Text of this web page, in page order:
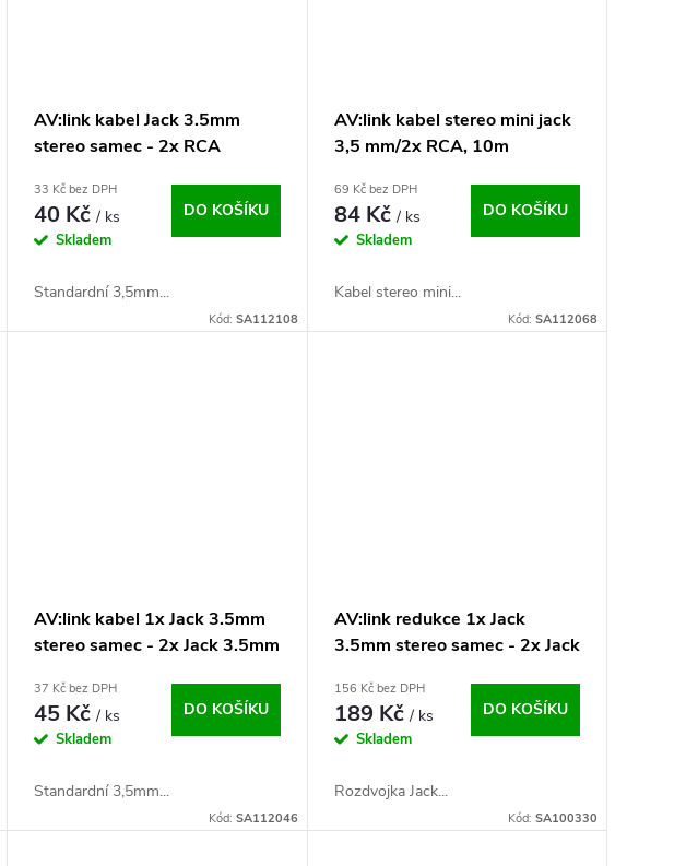
AV:link kabel Jack 3.5mm
stereo samec - 2x RCA
33 Kč bez DPH
40 Kč/ ks
Skladem
DO KOŠÍKU
Standardní 3,5mm...
Kód: SA112108
AV:link kabel stereo mini jack
3,5 mm/2x RCA, 10m
69 Kč bez DPH
84 Kč/ ks
Skladem
DO KOŠÍKU
Kabel stereo mini...
Kód: SA112068
AV:link kabel 1x Jack 3.5mm
stereo samec - 2x Jack 3.5mm
37 Kč bez DPH
45 Kč/ ks
Skladem
DO KOŠÍKU
Standardní 3,5mm...
Kód: SA112046
AV:link redukce 1x Jack
3.5mm stereo samec - 2x Jack
156 Kč bez DPH
189 Kč/ ks
Skladem
DO KOŠÍKU
Rozdvojka Jack...
Kód: SA100330